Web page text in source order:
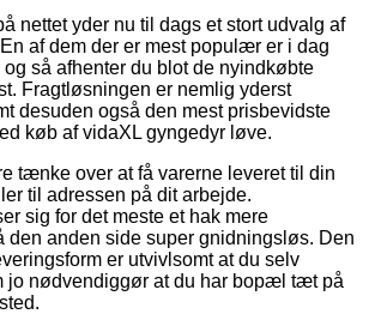
nettet yder nu til dags et stort udvalg af
af dem der er mest populær er i dag
så afhenter du blot de nyindkøbte
Fragtløsningen er nemlig yderst
desuden også den mest prisbevidste
køb af vidaXL gyngedyr løve.
tænke over at få varerne leveret til din
til adressen på dit arbejde.
sig for det meste et hak mere
den anden side super gnidningsløs. Den
er utvivlsomt at du selv
jo nødvendiggør at du har bopæl tæt på